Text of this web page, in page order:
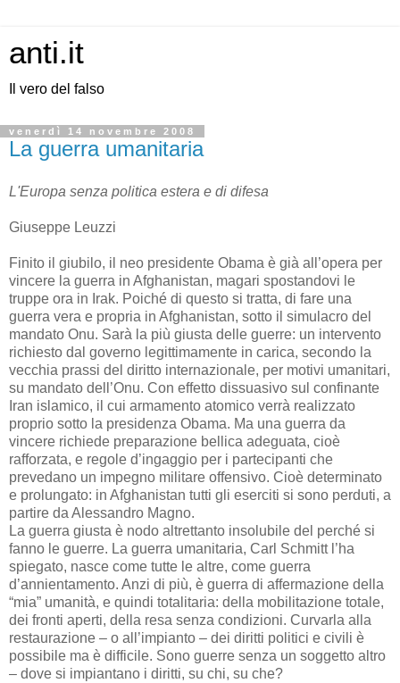
anti.it
Il vero del falso
venerdì 14 novembre 2008
La guerra umanitaria
L'Europa senza politica estera e di difesa
Giuseppe Leuzzi
Finito il giubilo, il neo presidente Obama è già all’opera per
vincere la guerra in Afghanistan, magari spostandovi le
truppe ora in Irak. Poiché di questo si tratta, di fare una
guerra vera e propria in Afghanistan, sotto il simulacro del
mandato Onu. Sarà la più giusta delle guerre: un intervento
richiesto dal governo legittimamente in carica, secondo la
vecchia prassi del diritto internazionale, per motivi umanitari,
su mandato dell’Onu. Con effetto dissuasivo sul confinante
Iran islamico, il cui armamento atomico verrà realizzato
proprio sotto la presidenza Obama. Ma una guerra da
vincere richiede preparazione bellica adeguata, cioè
rafforzata, e regole d’ingaggio per i partecipanti che
prevedano un impegno militare offensivo. Cioè determinato
e prolungato: in Afghanistan tutti gli eserciti si sono perduti, a
partire da Alessandro Magno.
La guerra giusta è nodo altrettanto insolubile del perché si
fanno le guerre. La guerra umanitaria, Carl Schmitt l’ha
spiegato, nasce come tutte le altre, come guerra
d’annientamento. Anzi di più, è guerra di affermazione della
“mia” umanità, e quindi totalitaria: della mobilitazione totale,
dei fronti aperti, della resa senza condizioni. Curvarla alla
restaurazione – o all’impianto – dei diritti politici e civili è
possibile ma è difficile. Sono guerre senza un soggetto altro
– dove si impiantano i diritti, su chi, su che?